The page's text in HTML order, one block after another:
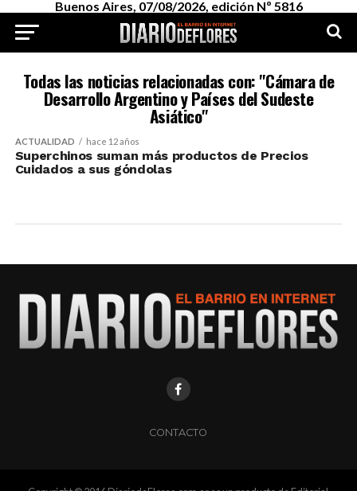
Buenos Aires, 07/08/2026, edición Nº 5816
Todas las noticias relacionadas con: "Cámara de
Desarrollo Argentino y Países del Sudeste
Asiático"
ACTUALIDAD hace 12 años
Superchinos suman más productos de Precios
Cuidados a sus góndolas
CONTACTO